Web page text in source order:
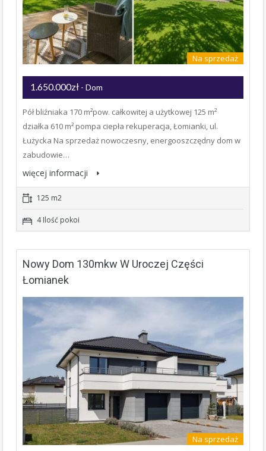
Na sprzedaż
1.650.000zł - Dom
Pół bliźniaka 170 m²pow. całkowitej a użytkowej 125 m²
działka 610 m² pompa ciepła rekuperacja, Łomianki, ul.
Łużycka Na sprzedaż nowoczesny, energooszczędny dom w
zabudowie…
więcej informacji
125 m2
4 Ilość pokoi
Nowy Dom 130mkw W Uroczej Części
Łomianek
Na sprzedaż